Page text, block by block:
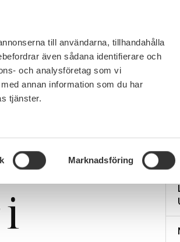
till användarna, tillhandahålla
även sådana identifierare och
och analysföretag som vi
annan information som du har
tjänster.
Marknadsföring
SULF TYCKER FRÅGOR OCH SVAR
i